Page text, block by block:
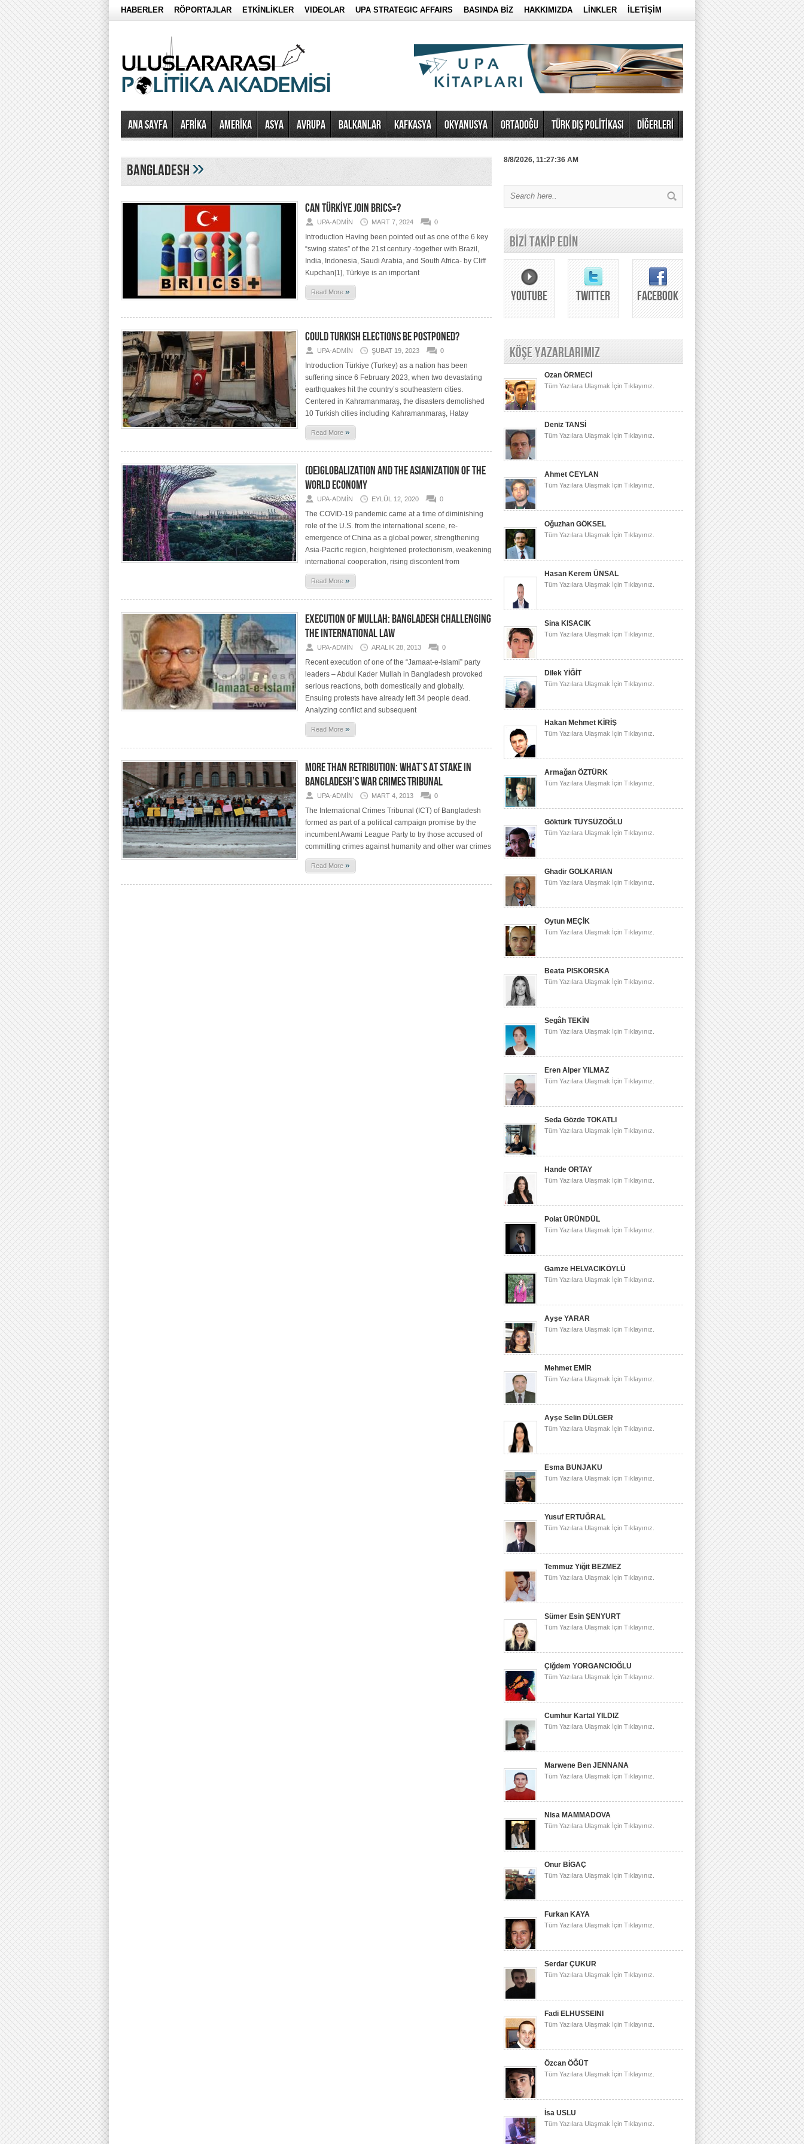
HABERLER RÖPORTAJLAR ETKİNLİKLER VIDEOLAR UPA STRATEGIC AFFAIRS BASINDA BİZ HAKKIMIZDA LİNKLER İLETİŞİM
Ana Sayfa AFRİKA AMERİKA ASYA AVRUPA BALKANLAR KAFKASYA OKYANUSYA ORTADOĞU TÜRK DIŞ POLİTİKASI DİĞERLERİ
bangladesh»
CAN TÜRKİYE JOIN BRICS+?
UPA-ADMIN MART 7, 2024 0
Introduction Having been pointed out as one of the 6 key
“swing states” of the 21st century -together with Brazil,
India, Indonesia, Saudi Arabia, and South Africa- by Cliff
Kupchan[1], Türkiye is an important
Read More »
COULD TURKISH ELECTIONS BE POSTPONED?
UPA-ADMIN ŞUBAT 19, 2023 0
Introduction Türkiye (Turkey) as a nation has been
suffering since 6 February 2023, when two devastating
earthquakes hit the country’s southeastern cities.
Centered in Kahramanmaraş, the disasters demolished
10 Turkish cities including Kahramanmaraş, Hatay
Read More »
(DE)GLOBALIZATION AND THE ASIANIZATION OF THE
WORLD ECONOMY
UPA-ADMIN EYLÜL 12, 2020 0
The COVID-19 pandemic came at a time of diminishing
role of the U.S. from the international scene, re-
emergence of China as a global power, strengthening
Asia-Pacific region, heightened protectionism, weakening
international cooperation, rising discontent from
Read More »
EXECUTION OF MULLAH: BANGLADESH CHALLENGING
THE INTERNATIONAL LAW
UPA-ADMIN ARALIK 28, 2013 0
Recent execution of one of the “Jamaat-e-Islami” party
leaders – Abdul Kader Mullah in Bangladesh provoked
serious reactions, both domestically and globally.
Ensuing protests have already left 34 people dead.
Analyzing conflict and subsequent
Read More »
MORE THAN RETRIBUTION: WHAT’S AT STAKE IN
BANGLADESH’S WAR CRIMES TRIBUNAL
UPA-ADMIN MART 4, 2013 0
The International Crimes Tribunal (ICT) of Bangladesh
formed as part of a political campaign promise by the
incumbent Awami League Party to try those accused of
committing crimes against humanity and other war crimes
Read More »
8/8/2026, 11:27:36 AM
BİZİ TAKİP EDİN
YOUTUBE TWITTER FACEBOOK
KÖŞE YAZARLARIMIZ
Ozan ÖRMECİ
Tüm Yazılara Ulaşmak İçin Tıklayınız.
Deniz TANSİ
Tüm Yazılara Ulaşmak İçin Tıklayınız.
Ahmet CEYLAN
Tüm Yazılara Ulaşmak İçin Tıklayınız.
Oğuzhan GÖKSEL
Tüm Yazılara Ulaşmak İçin Tıklayınız.
Hasan Kerem ÜNSAL
Tüm Yazılara Ulaşmak İçin Tıklayınız.
Sina KISACIK
Tüm Yazılara Ulaşmak İçin Tıklayınız.
Dilek YİĞİT
Tüm Yazılara Ulaşmak İçin Tıklayınız.
Hakan Mehmet KİRİŞ
Tüm Yazılara Ulaşmak İçin Tıklayınız.
Armağan ÖZTÜRK
Tüm Yazılara Ulaşmak İçin Tıklayınız.
Göktürk TÜYSÜZOĞLU
Tüm Yazılara Ulaşmak İçin Tıklayınız.
Ghadir GOLKARIAN
Tüm Yazılara Ulaşmak İçin Tıklayınız.
Oytun MEÇİK
Tüm Yazılara Ulaşmak İçin Tıklayınız.
Beata PISKORSKA
Tüm Yazılara Ulaşmak İçin Tıklayınız.
Segâh TEKİN
Tüm Yazılara Ulaşmak İçin Tıklayınız.
Eren Alper YILMAZ
Tüm Yazılara Ulaşmak İçin Tıklayınız.
Seda Gözde TOKATLI
Tüm Yazılara Ulaşmak İçin Tıklayınız.
Hande ORTAY
Tüm Yazılara Ulaşmak İçin Tıklayınız.
Polat ÜRÜNDÜL
Tüm Yazılara Ulaşmak İçin Tıklayınız.
Gamze HELVACIKÖYLÜ
Tüm Yazılara Ulaşmak İçin Tıklayınız.
Ayşe YARAR
Tüm Yazılara Ulaşmak İçin Tıklayınız.
Mehmet EMİR
Tüm Yazılara Ulaşmak İçin Tıklayınız.
Ayşe Selin DÜLGER
Tüm Yazılara Ulaşmak İçin Tıklayınız.
Esma BUNJAKU
Tüm Yazılara Ulaşmak İçin Tıklayınız.
Yusuf ERTUĞRAL
Tüm Yazılara Ulaşmak İçin Tıklayınız.
Temmuz Yiğit BEZMEZ
Tüm Yazılara Ulaşmak İçin Tıklayınız.
Sümer Esin ŞENYURT
Tüm Yazılara Ulaşmak İçin Tıklayınız.
Çiğdem YORGANCIOĞLU
Tüm Yazılara Ulaşmak İçin Tıklayınız.
Cumhur Kartal YILDIZ
Tüm Yazılara Ulaşmak İçin Tıklayınız.
Marwene Ben JENNANA
Tüm Yazılara Ulaşmak İçin Tıklayınız.
Nisa MAMMADOVA
Tüm Yazılara Ulaşmak İçin Tıklayınız.
Onur BİGAÇ
Tüm Yazılara Ulaşmak İçin Tıklayınız.
Furkan KAYA
Tüm Yazılara Ulaşmak İçin Tıklayınız.
Serdar ÇUKUR
Tüm Yazılara Ulaşmak İçin Tıklayınız.
Fadi ELHUSSEINI
Tüm Yazılara Ulaşmak İçin Tıklayınız.
Özcan ÖĞÜT
Tüm Yazılara Ulaşmak İçin Tıklayınız.
İsa USLU
Tüm Yazılara Ulaşmak İçin Tıklayınız.